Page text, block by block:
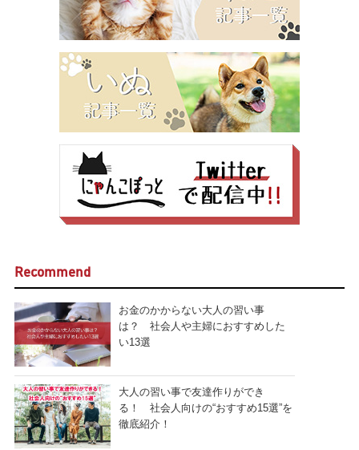
Recommend
お金のかからない大人の習い事
は？ 社会人や主婦におすすめした
い13選
大人の習い事で友達作りができ
る！ 社会人向けの“おすすめ15選”を
徹底紹介！